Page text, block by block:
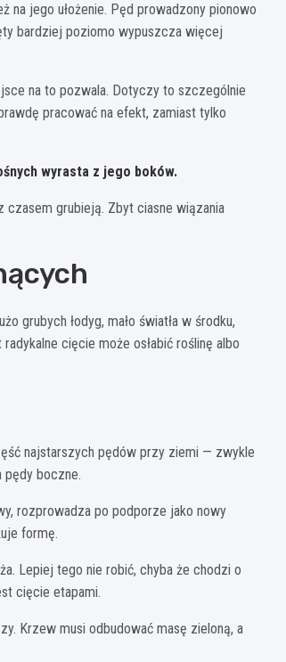
na jego ułożenie. Pęd prowadzony pionowo
bardziej poziomo wypuszcza więcej
na to pozwala. Dotyczy to szczególnie
pracować na efekt, zamiast tylko
wyrasta z jego boków.
grubieją. Zbyt ciasne wiązania
grubych łodyg, mało światła w środku,
cięcie może osłabić roślinę albo
najstarszych pędów przy ziemi — zwykle
pędy boczne.
rozprowadza po podporze jako nowy
formę.
Lepiej tego nie robić, chyba że chodzi o
cięcie etapami.
Krzew musi odbudować masę zieloną, a